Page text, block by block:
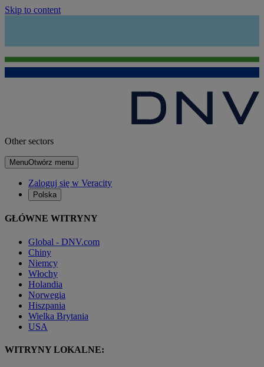
Skip to content
Other sectors
MenuOtwórz menu
Zaloguj się w Veracity
Polska
GŁÓWNE WITRYNY
Global - DNV.com
Chiny
Niemcy
Włochy
Holandia
Norwegia
Hiszpania
Wielka Brytania
USA
WITRYNY LOKALNE: